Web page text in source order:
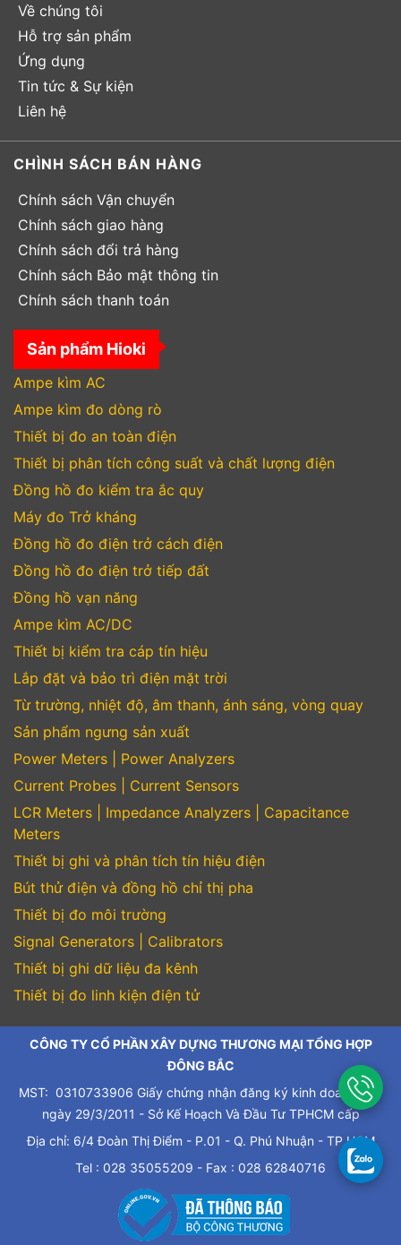
Về chúng tôi
Hỗ trợ sản phẩm
Ứng dụng
Tin tức & Sự kiện
Liên hệ
CHÌNH SÁCH BÁN HÀNG
Chính sách Vận chuyển
Chính sách giao hàng
Chính sách đổi trả hàng
Chính sách Bảo mật thông tin
Chính sách thanh toán
Sản phẩm Hioki
Ampe kìm AC
Ampe kìm đo dòng rò
Thiết bị đo an toàn điện
Thiết bị phân tích công suất và chất lượng điện
Đồng hồ đo kiểm tra ắc quy
Máy đo Trở kháng
Đồng hồ đo điện trở cách điện
Đồng hồ đo điện trở tiếp đất
Đồng hồ vạn năng
Ampe kìm AC/DC
Thiết bị kiểm tra cáp tín hiệu
Lắp đặt và bảo trì điện mặt trời
Từ trường, nhiệt độ, âm thanh, ánh sáng, vòng quay
Sản phẩm ngưng sản xuất
Power Meters | Power Analyzers
Current Probes | Current Sensors
LCR Meters | Impedance Analyzers | Capacitance
Meters
Thiết bị ghi và phân tích tín hiệu điện
Bút thử điện và đồng hồ chỉ thị pha
Thiết bị đo môi trường
Signal Generators | Calibrators
Thiết bị ghi dữ liệu đa kênh
Thiết bị đo linh kiện điện tử
CÔNG TY CỔ PHẦN XÂY DỰNG THƯƠNG MẠI TỔNG HỢP
ĐÔNG BẮC
MST: 0310733906 Giấy chứng nhận đăng ký kinh doanh cấp
ngày 29/3/2011 - Sở Kế Hoạch Và Đầu Tư TPHCM cấp
Địa chỉ: 6/4 Đoàn Thị Điểm - P.01 - Q. Phú Nhuận - TP.HCM
Tel : 028 35055209 - Fax : 028 62840716